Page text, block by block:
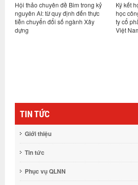
trong kỷ
đến thực
Xây
Ký kết hợp tác giữa Viện Khoa
học công nghệ xây dựng và Công
ty cổ phần công nghệ an toàn
TIN TỨC
Giới thiệu
Tin tức
Phục vụ QLNN